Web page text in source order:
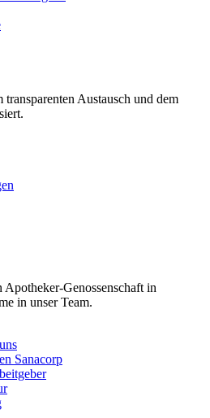
transparenten Austausch und dem
Apotheker-Genossenschaft in
in unser Team.
Sanacorp